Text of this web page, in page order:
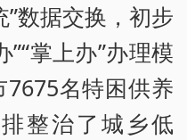
数据交换，初步
掌上办”办理模
名特困供养
整治了城乡低